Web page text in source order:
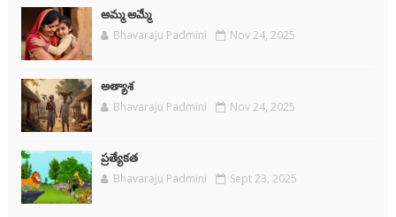
అమ్మ అమ్మే
Bhavaraju Padmini Nov 24, 2025
అత్యాశ
Bhavaraju Padmini Nov 24, 2025
ప్రత్యేకత
Bhavaraju Padmini Sept 23, 2025